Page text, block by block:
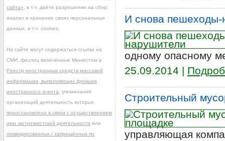
И снова пешеходы-
одному опасному
25.09.2014 |
Строительный
управляющая
сайта» , в т.ч. даёте разрешение на сбор,
анализ и хранение своих персональных
данных, в т.ч. cookies.
На сайте могут содержаться ссылки на
СМИ, физлиц включённые Минюстом в
Реестр иностранных средств массовой
информации, выполняющих функции
иностранного агента , упоминания
организаций деятельность которых
приостановлена в связи с осуществлением
ими экстремистской деятельности или
ликвидированных / запрещённых по